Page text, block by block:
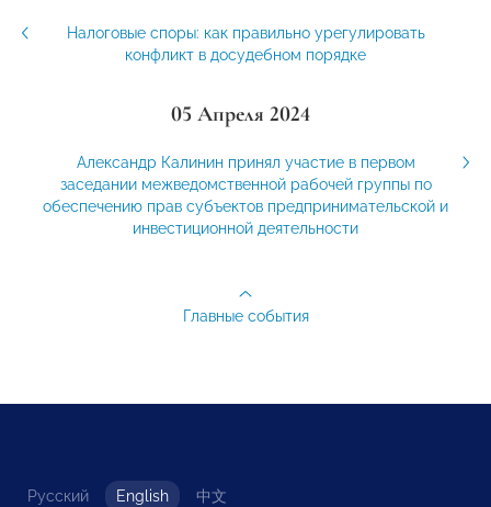
Налоговые споры: как правильно урегулировать
конфликт в досудебном порядке
05 Апреля 2024
Александр Калинин принял участие в первом
заседании межведомственной рабочей группы по
обеспечению прав субъектов предпринимательской и
инвестиционной деятельности
Главные события
Русский English 中文